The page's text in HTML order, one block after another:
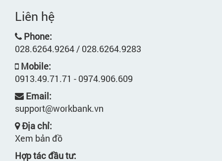
Liên hệ
Phone:
028.6264.9264 / 028.6264.9283
Mobile:
0913.49.71.71 - 0974.906.609
Email:
support@workbank.vn
Địa chỉ:
Xem bản đồ
Hợp tác đầu tư: